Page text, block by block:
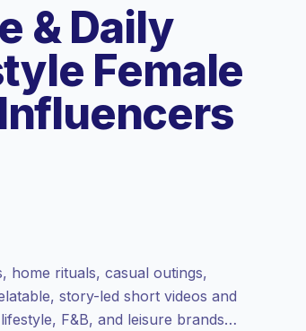
& Daily
Female
home rituals, casual outings,
story-led short videos and
F&B, and leisure brands